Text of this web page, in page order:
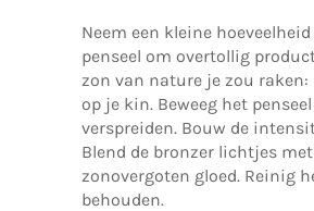
Neem een kleine
penseel om overtollig
zon van nature je zou
op je kin. Beweeg het
verspreiden. Bouw de
Blend de bronzer lichtjes
zonovergoten gloed. Reinig
behouden.